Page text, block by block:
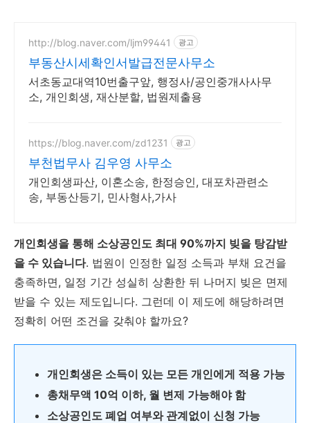
http://blog.naver.com/ljm99441 광고
부동산시세확인서발급전문사무소
서초동교대역10번출구앞, 행정사/공인중개사사무
소, 개인회생, 재산분할, 법원제출용
https://blog.naver.com/zd1231 광고
부천법무사 김우영 사무소
개인회생파산, 이혼소송, 한정승인, 대포차관련소
송, 부동산등기, 민사형사,가사
개인회생을 통해 소상공인도 최대 90%까지 빚을 탕감받
을 수 있습니다. 법원이 인정한 일정 소득과 부채 요건을
충족하면, 일정 기간 성실히 상환한 뒤 나머지 빚은 면제
받을 수 있는 제도입니다. 그런데 이 제도에 해당하려면
정확히 어떤 조건을 갖춰야 할까요?
개인회생은 소득이 있는 모든 개인에게 적용 가능
총채무액 10억 이하, 월 변제 가능해야 함
소상공인도 폐업 여부와 관계없이 신청 가능